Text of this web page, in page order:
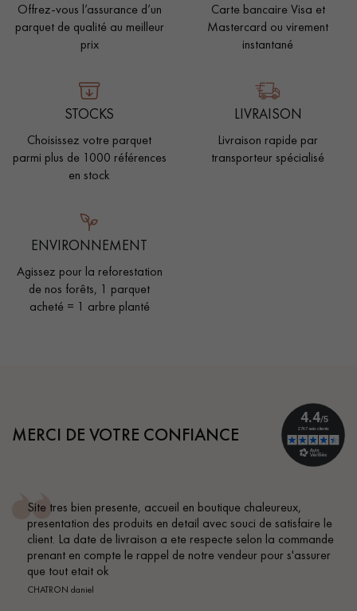
Offrez-vous l’assurance d’un
parquet de qualité au meilleur
prix
Carte bancaire Visa et
Mastercard ou virement
instantané
STOCKS
Choisissez votre parquet
parmi plus de 1000 références
en stock
LIVRAISON
Livraison rapide par
transporteur spécialisé
ENVIRONNEMENT
Agissez pour la reforestation
de nos forêts, 1 parquet
acheté = 1 arbre planté
MERCI DE VOTRE CONFIANCE
chaleureux,
souci de satisfaire le
selon la commande
vendeur pour s'assurer
Conseil parfait, échanges
BEILE FRANCK